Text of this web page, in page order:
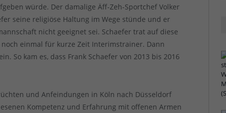
würde. Der damalige Äff-Zeh-Sportchef Volker
seine religiöse Haltung im Wege stünde und er
nicht geeignet sei. Schaefer trat auf diese
einmal für kurze Zeit Interimstrainer. Dann
So kam es, dass Frank Schaefer von 2013 bis 2016
und Anfeindungen in Köln nach Düsseldorf
Kompetenz und Erfahrung mit offenen Armen